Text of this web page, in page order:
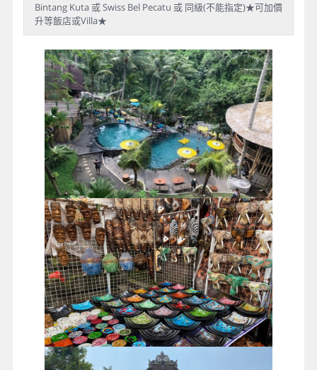
Bintang Kuta 或 Swiss Bel Pecatu 或 同級(不能指定)★可加價
升等飯店或Villa★